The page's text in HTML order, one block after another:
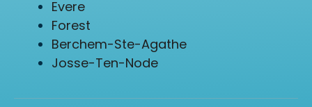
Evere
Forest
Berchem-Ste-Agathe
Josse-Ten-Node